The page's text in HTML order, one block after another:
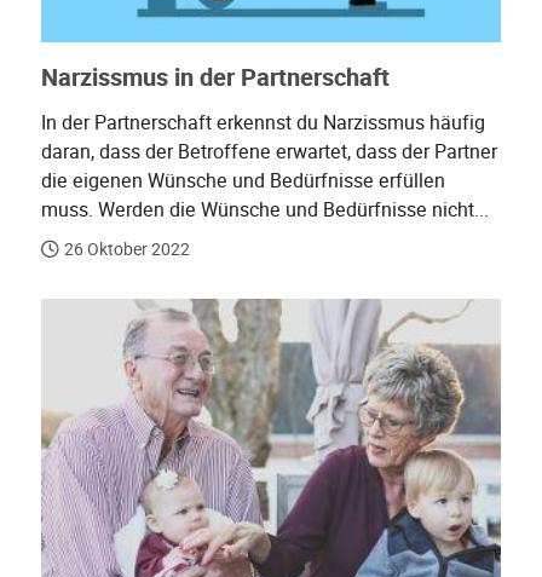
Narzissmus in der Partnerschaft
In der Partnerschaft erkennst du Narzissmus häufig
daran, dass der Betroffene erwartet, dass der Partner
die eigenen Wünsche und Bedürfnisse erfüllen
muss. Werden die Wünsche und Bedürfnisse nicht...
26 Oktober 2022